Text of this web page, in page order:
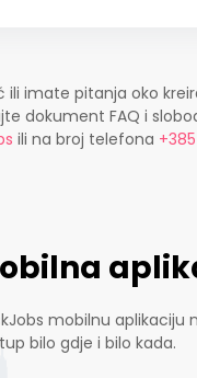
imate pitanja oko
dokument FAQ i
ili na broj telefona
mobilnu aplikaciju
bilo gdje i bilo kada.